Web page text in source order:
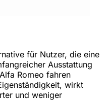
für Nutzer, die eine
Ausstattung
Romeo fahren
wirkt
und weniger